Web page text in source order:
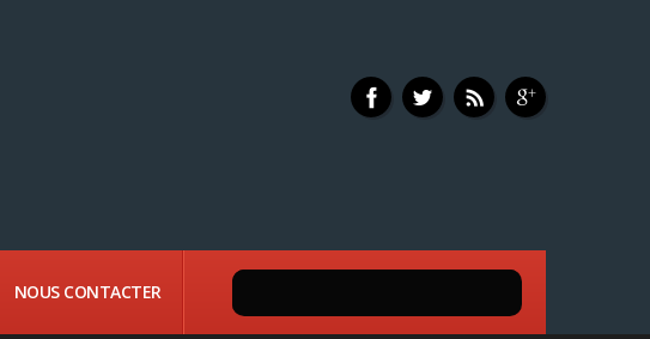
NOUS CONTACTER